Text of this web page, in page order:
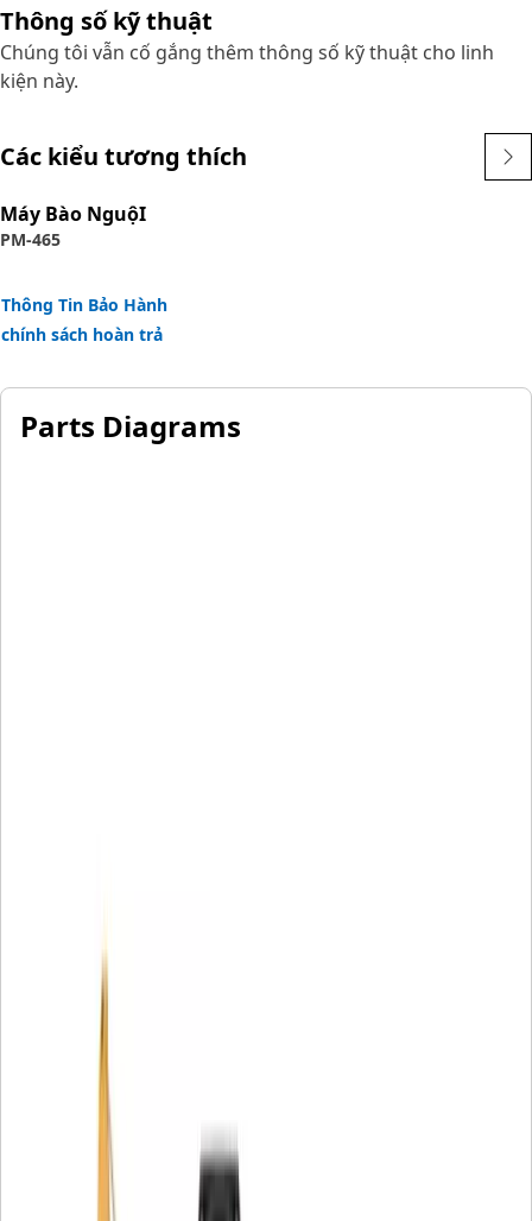
Thông số kỹ thuật
Chúng tôi vẫn cố gắng thêm thông số kỹ thuật cho linh
kiện này.
Các kiểu tương thích
Máy Bào NguộI
PM-465
Thông Tin Bảo Hành
chính sách hoàn trả
Parts Diagrams